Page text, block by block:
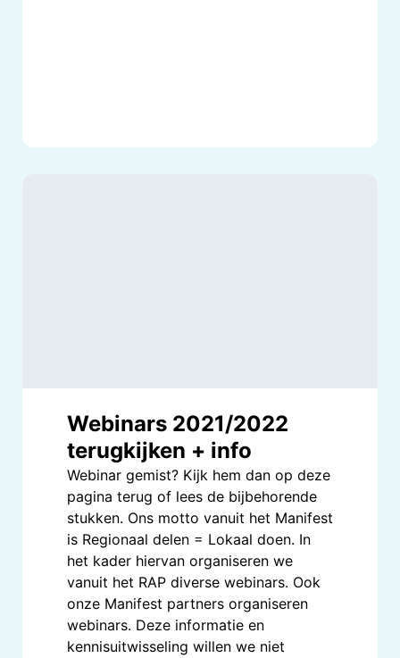
Webinars 2021/2022
terugkijken + info
Webinar gemist? Kijk hem dan op deze
pagina terug of lees de bijbehorende
stukken. Ons motto vanuit het Manifest
is Regionaal delen = Lokaal doen. In
het kader hiervan organiseren we
vanuit het RAP diverse webinars. Ook
onze Manifest partners organiseren
webinars. Deze informatie en
kennisuitwisseling willen we niet